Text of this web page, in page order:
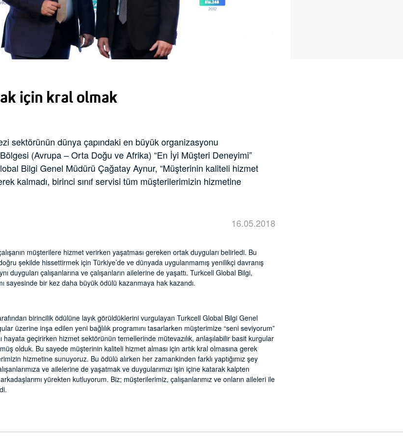
için kral olmak
sektörünün dünya çapındaki en büyük organizasyonu
(Avrupa – Orta Doğu ve Afrika) “En İyi Müşteri Deneyimi”
Bilgi Genel Müdürü Çağatay Aynur, “Müşterinin kaliteli hizmet
kalmadı, birinci sınıf servisi tüm müşterilerimizin hizmetine
16.05.2018
müşterilere hizmet verirken yaşatması gereken ortak duyguları belirledi. Bu
şekilde hissettirmek için Türkiye’de ve dünyada uygulanmamış yenilikçi davranış
duyguları çalışanlarına ve çalışanların ailelerine de yaşattı. Turkcell Global Bilgi,
sayesinde bir kez daha büyük ödülü kazanmaya hak kazandı.
birincilik ödülüne layık görüldüklerini vurgulayan Turkcell Global Bilgi Genel
üzerine inşa edilen yeni bağlılık programını tasarlarken müşterimize “seni seviyorum”
hayata geçirirken hizmet sektörünün temellerinde mütevazılık, anlaşılabilir basit kurgular
olduk. Bu sayede müşterinin kaliteli hizmet alması için artık kral olmasına gerek
hizmetine sunuyoruz. Bu ödülü alırken her zamankinden farklı yaptığımız şey
ve ailelerine de yaşatmak ve duygularımızı işin içine katarak kalpten
yürekten kutluyorum. Biz; müşterilerimiz, çalışanlarımız ve onların aileleri ile